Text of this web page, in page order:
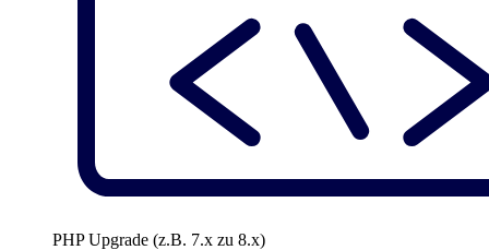
PHP Upgrade (z.B. 7.x zu 8.x)